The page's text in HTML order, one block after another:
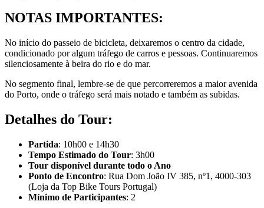
NOTAS IMPORTANTES:
No início do passeio de bicicleta, deixaremos o centro da cidade,
condicionado por algum tráfego de carros e pessoas. Continuaremos
silenciosamente à beira do rio e do mar.
No segmento final, lembre-se de que percorreremos a maior avenida
do Porto, onde o tráfego será mais notado e também as subidas.
Detalhes do Tour:
Partida: 10h00 e 14h30
Tempo Estimado do Tour: 3h00
Tour disponível durante todo o Ano
Ponto de Encontro: Rua Dom João IV 385, nº1, 4000-303
(Loja da Top Bike Tours Portugal)
Mínimo de Participantes: 2